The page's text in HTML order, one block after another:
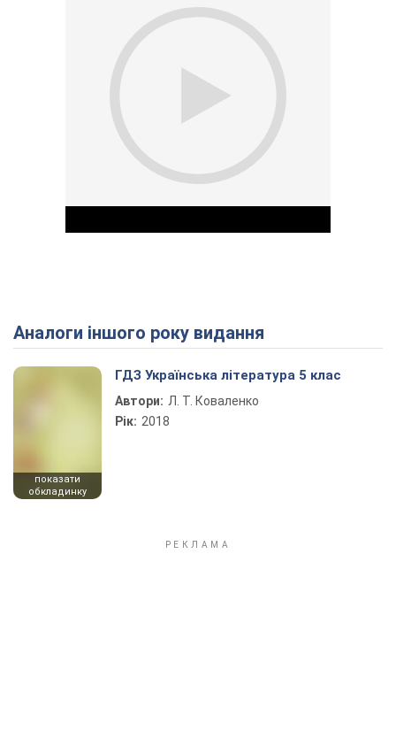
Play Video
Аналоги іншого року видання
показати
обкладинку
ГДЗ Українська література 5 клас
Автори: Л. Т. Коваленко
Рік: 2018